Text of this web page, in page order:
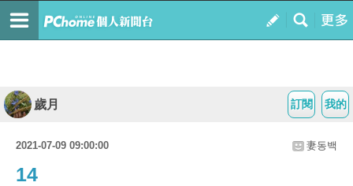
我的
訂閱
歲月
2021-07-09 09:00:00 妻동백
14